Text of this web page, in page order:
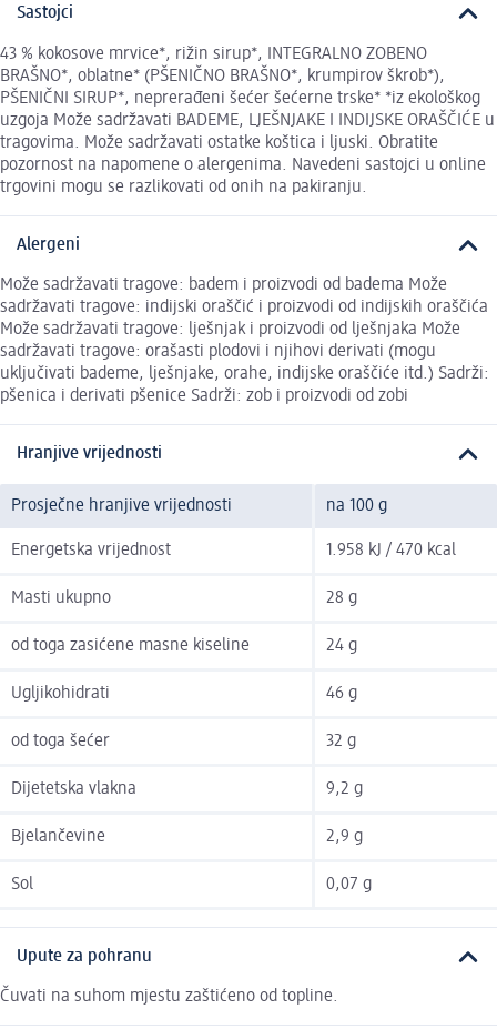
Sastojci
43 % kokosove mrvice*, rižin sirup*, INTEGRALNO ZOBENO
BRAŠNO*, oblatne* (PŠENIČNO BRAŠNO*, krumpirov škrob*),
PŠENIČNI SIRUP*, neprerađeni šećer šećerne trske* *iz ekološkog
uzgoja Može sadržavati BADEME, LJEŠNJAKE I INDIJSKE ORAŠČIĆE u
tragovima. Može sadržavati ostatke koštica i ljuski. Obratite
pozornost na napomene o alergenima. Navedeni sastojci u online
trgovini mogu se razlikovati od onih na pakiranju.
Alergeni
Može sadržavati tragove: badem i proizvodi od badema Može
sadržavati tragove: indijski oraščić i proizvodi od indijskih oraščića
Može sadržavati tragove: lješnjak i proizvodi od lješnjaka Može
sadržavati tragove: orašasti plodovi i njihovi derivati (mogu
uključivati bademe, lješnjake, orahe, indijske oraščiće itd.) Sadrži:
pšenica i derivati pšenice Sadrži: zob i proizvodi od zobi
Hranjive vrijednosti
Prosječne hranjive vrijednosti na 100 g
Energetska vrijednost 1.958 kJ / 470 kcal
Masti ukupno 28 g
od toga zasićene masne kiseline 24 g
Ugljikohidrati 46 g
od toga šećer 32 g
Dijetetska vlakna 9,2 g
Bjelančevine 2,9 g
Sol 0,07 g
Upute za pohranu
Čuvati na suhom mjestu zaštićeno od topline.